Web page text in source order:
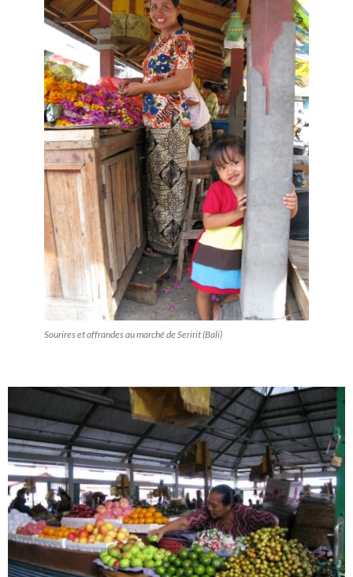
Sourires et offrandes au marché de Seririt (Bali)